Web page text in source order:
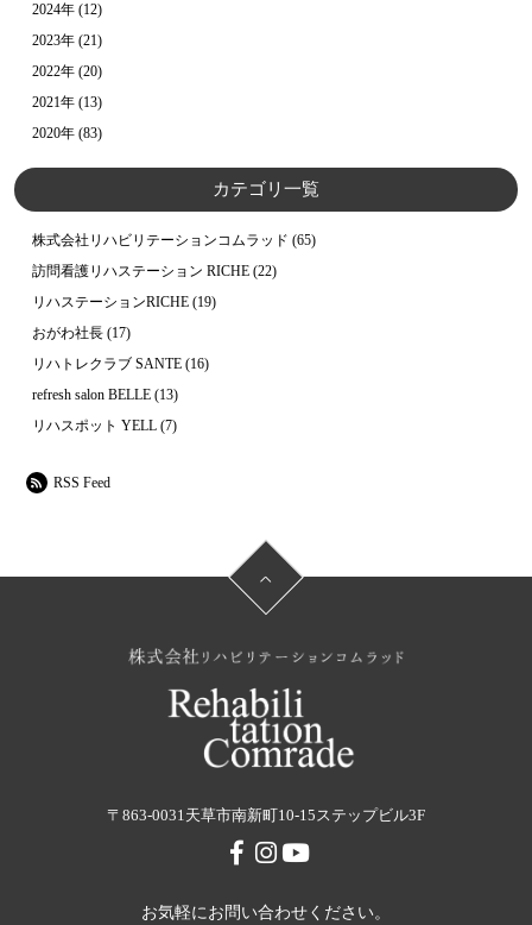
2024年(12)
2023年(21)
2022年(20)
2021年(13)
2020年(83)
カテゴリ一覧
株式会社リハビリテーションコムラッド (65)
訪問看護リハステーション RICHE(22)
リハステーションRICHE(19)
おがわ社長(17)
リハトレクラブ SANTE(16)
refresh salon BELLE(13)
リハスポット YELL(7)
RSS Feed
〒863-0031 天草市南新町10-15ステップビル3F
お気軽にお問い合わせください。